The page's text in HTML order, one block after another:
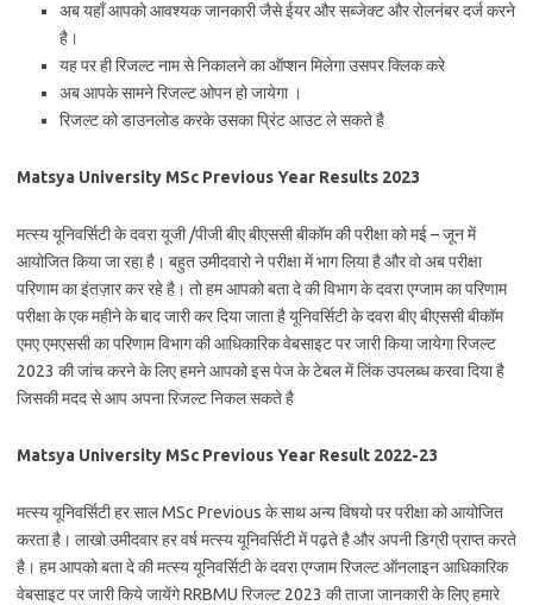
अब यहाँ आपको आवश्यक जानकारी जैसे ईयर और सब्जेक्ट और रोलनंबर दर्ज करने
है।
यह पर ही रिजल्ट नाम से निकालने का ऑप्शन मिलेगा उसपर क्लिक करे
अब आपके सामने रिजल्ट ओपन हो जायेगा ।
रिजल्ट को डाउनलोड करके उसका प्रिंट आउट ले सकते है
Matsya University MSc Previous Year Results 2023
मत्स्य यूनिवर्सिटी के दवरा यूजी /पीजी बीए बीएससी बीकॉम की परीक्षा को मई – जून में
आयोजित किया जा रहा है। बहुत उमीदवारो ने परीक्षा में भाग लिया है और वो अब परीक्षा
परिणाम का इंतज़ार कर रहे है। तो हम आपको बता दे की विभाग के दवरा एग्जाम का परिणाम
परीक्षा के एक महीने के बाद जारी कर दिया जाता है यूनिवर्सिटी के दवरा बीए बीएससी बीकॉम
एमए एमएससी का परिणाम विभाग की आधिकारिक वेबसाइट पर जारी किया जायेगा रिजल्ट
2023 की जांच करने के लिए हमने आपको इस पेज के टेबल में लिंक उपलब्ध करवा दिया है
जिसकी मदद से आप अपना रिजल्ट निकल सकते है
Matsya University MSc Previous Year Result 2022-23
मत्स्य यूनिवर्सिटी हर साल MSc Previous के साथ अन्य विषयो पर परीक्षा को आयोजित
करता है। लाखो उमीदवार हर वर्ष मत्स्य यूनिवर्सिटी में पढ़ते है और अपनी डिग्री प्राप्त करते
है। हम आपको बता दे की मत्स्य यूनिवर्सिटी के दवरा एग्जाम रिजल्ट ऑनलाइन आधिकारिक
वेबसाइट पर जारी किये जायेंगे RRBMU रिजल्ट 2023 की ताजा जानकारी के लिए हमारे